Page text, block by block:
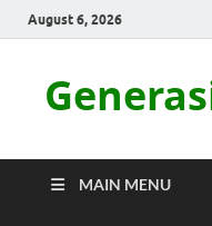
August 6, 2026
MAIN MENU